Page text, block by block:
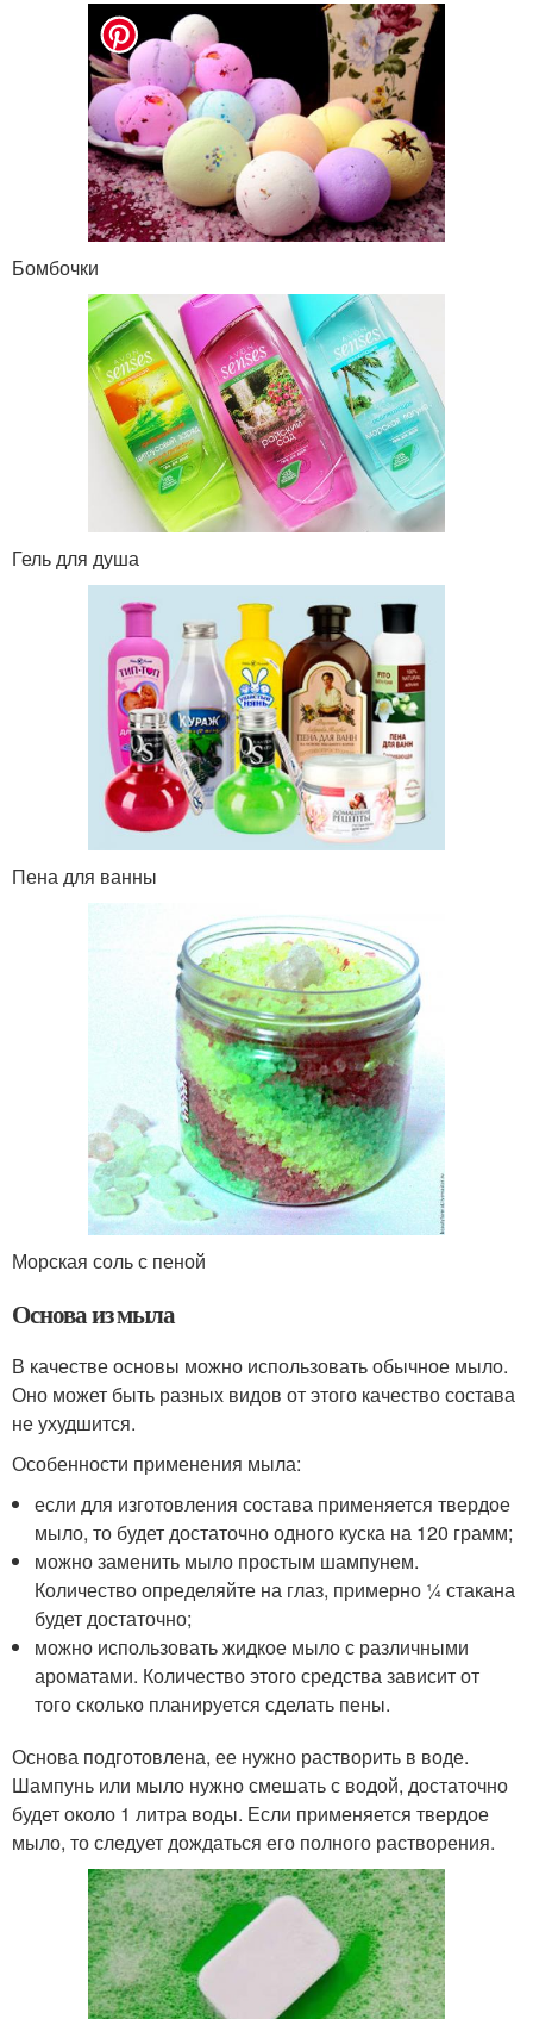
Бомбочки
Гель для душа
Пена для ванны
Морская соль с пеной
Основа из мыла
В качестве основы можно использовать обычное мыло.
Оно может быть разных видов от этого качество состава
не ухудшится.
Особенности применения мыла:
если для изготовления состава применяется твердое
мыло, то будет достаточно одного куска на 120 грамм;
можно заменить мыло простым шампунем.
Количество определяйте на глаз, примерно ¼ стакана
будет достаточно;
можно использовать жидкое мыло с различными
ароматами. Количество этого средства зависит от
того сколько планируется сделать пены.
Основа подготовлена, ее нужно растворить в воде.
Шампунь или мыло нужно смешать с водой, достаточно
будет около 1 литра воды. Если применяется твердое
мыло, то следует дождаться его полного растворения.